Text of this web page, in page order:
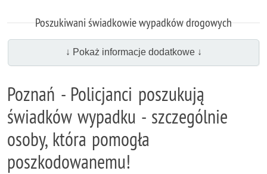
Poszukiwani świadkowie wypadków drogowych
↓ Pokaż informacje dodatkowe ↓
Poznań - Policjanci poszukują
świadków wypadku - szczególnie
osoby, która pomogła
poszkodowanemu!